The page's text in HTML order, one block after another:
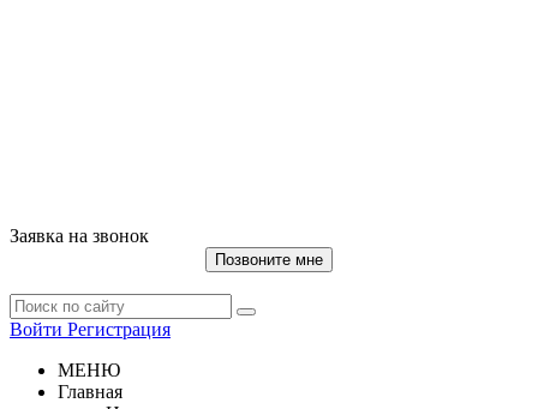
Заявка на звонок
Позвоните мне
Войти Регистрация
МЕНЮ
Главная